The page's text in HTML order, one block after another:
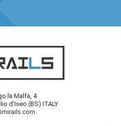
la Malfa, 4
d'Iseo (BS) ITALY